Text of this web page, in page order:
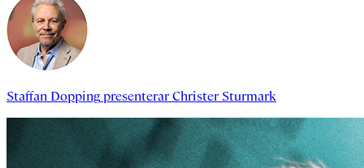
Staffan DoppingpresenterarChrister Sturmark